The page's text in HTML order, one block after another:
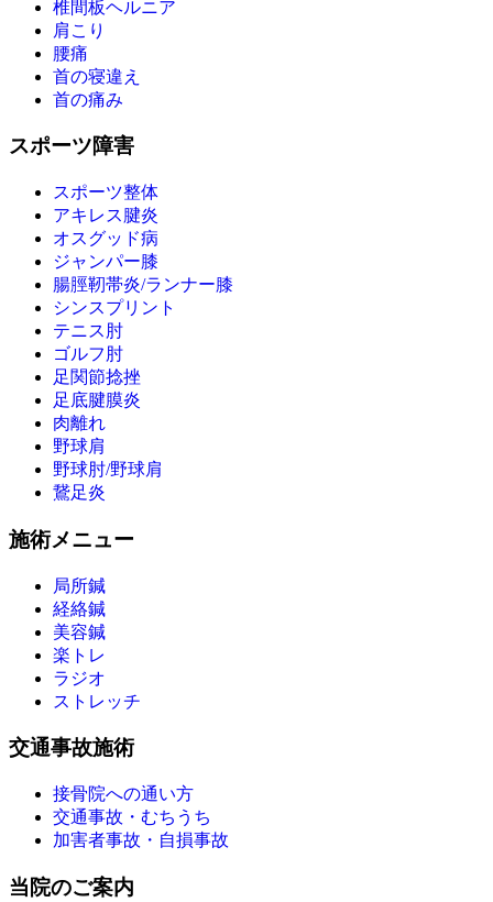
椎間板ヘルニア
肩こり
腰痛
首の寝違え
首の痛み
スポーツ障害
スポーツ整体
アキレス腱炎
オスグッド病
ジャンパー膝
腸脛靭帯炎/ランナー膝
シンスプリント
テニス肘
ゴルフ肘
足関節捻挫
足底腱膜炎
肉離れ
野球肩
野球肘/野球肩
鵞足炎
施術メニュー
局所鍼
経絡鍼
美容鍼
楽トレ
ラジオ
ストレッチ
交通事故施術
接骨院への通い方
交通事故・むちうち
加害者事故・自損事故
当院のご案内